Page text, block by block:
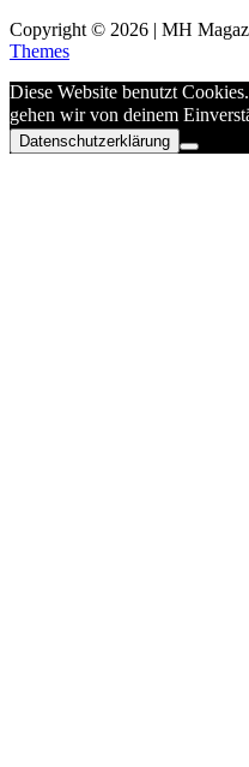
Copyright © 2026 | MH
Themes
Diese Website benutzt
gehen wir von deinem
Datenschutzerklärung